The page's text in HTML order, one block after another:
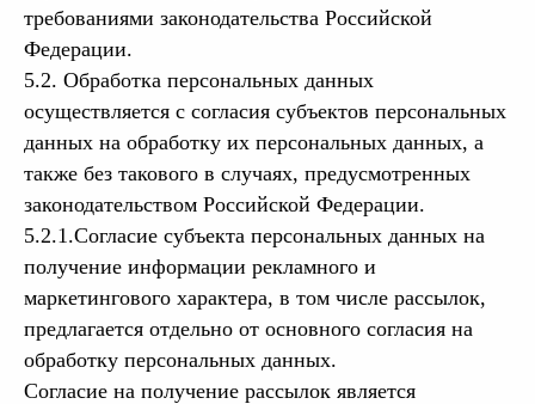
требованиями законодательства Российской
Федерации.
5.2. Обработка персональных данных
осуществляется с согласия субъектов персональных
данных на обработку их персональных данных, а
также без такового в случаях, предусмотренных
законодательством Российской Федерации.
5.2.1.Согласие субъекта персональных данных на
получение информации рекламного и
маркетингового характера, в том числе рассылок,
предлагается отдельно от основного согласия на
обработку персональных данных.
Согласие на получение рассылок является